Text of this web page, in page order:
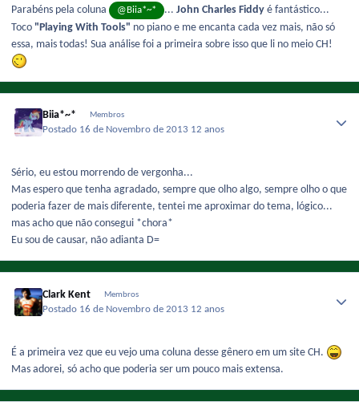
Parabéns pela coluna @Biia*~* ...John Charles Fiddy é fantástico...
Toco "Playing With Tools" no piano e me encanta cada vez mais, não só
essa, mais todas! Sua análise foi a primeira sobre isso que li no meio CH!
Biia*~* Membros
Postado 16 de Novembro de 2013 12 anos
Sério, eu estou morrendo de vergonha...
Mas espero que tenha agradado, sempre que olho algo, sempre olho o que
poderia fazer de mais diferente, tentei me aproximar do tema, lógico...
mas acho que não consegui *chora*
Eu sou de causar, não adianta D=
Clark Kent Membros
Postado 16 de Novembro de 2013 12 anos
É a primeira vez que eu vejo uma coluna desse gênero em um site CH.
Mas adorei, só acho que poderia ser um pouco mais extensa.